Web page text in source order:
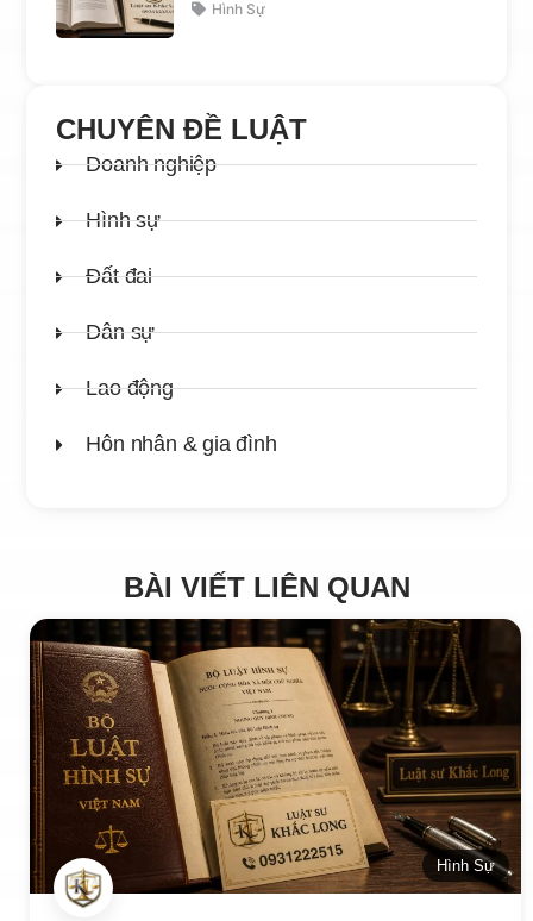
Hình Sự
CHUYÊN ĐỀ LUẬT
Doanh nghiệp
Hình sự
Đất đai
Dân sự
Lao động
Hôn nhân & gia đình
BÀI VIẾT LIÊN QUAN
Hình Sự